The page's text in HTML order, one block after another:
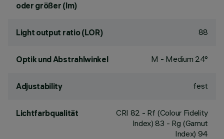
oder größer (lm)
Light output ratio (LOR) 88
Optik und Abstrahlwinkel M - Medium 24°
Adjustability fest
Lichtfarbqualität CRI 82 - Rf (Colour Fidelity
Index) 83 - Rg (Gamut
Index) 94